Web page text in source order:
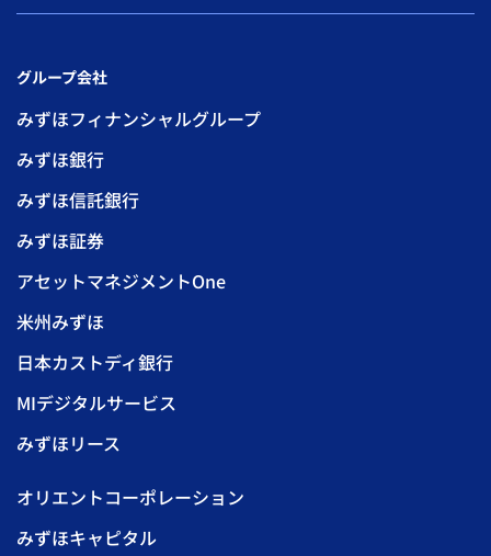
グループ会社
みずほフィナンシャルグループ
みずほ銀行
みずほ信託銀行
みずほ証券
アセットマネジメントOne
米州みずほ
日本カストディ銀行
MIデジタルサービス
みずほリース
オリエントコーポレーション
みずほキャピタル